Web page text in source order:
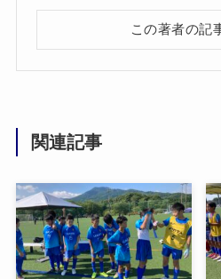
この著者の記
関連記事